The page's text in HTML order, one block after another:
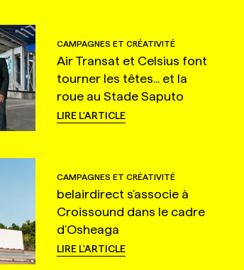
CAMPAGNES ET CRÉATIVITÉ
Air Transat et Celsius font
tourner les têtes... et la
roue au Stade Saputo
LIRE L'ARTICLE
CAMPAGNES ET CRÉATIVITÉ
belairdirect s'associe à
Croissound dans le cadre
d'Osheaga
LIRE L'ARTICLE